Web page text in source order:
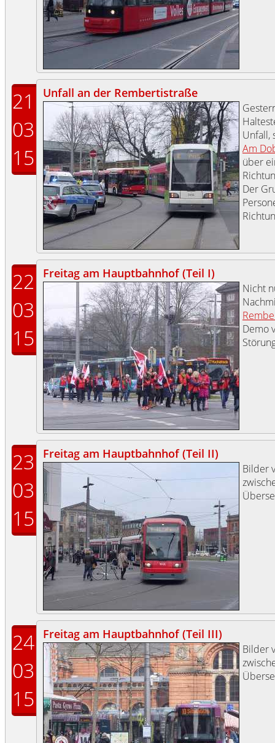
21
03
15
Unfall an der Rembertistraße
Unfall,
Am
über
Der
22
03
15
Freitag am Hauptbahnhof (Teil I)
Nicht
Demo
23
03
15
Freitag am Hauptbahnhof (Teil II)
Bilder
24
03
15
Freitag am Hauptbahnhof (Teil III)
Bilder